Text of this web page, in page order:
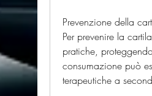
Prevenzione della
Per prevenire la
pratiche,
consumazione può
terapeutiche a